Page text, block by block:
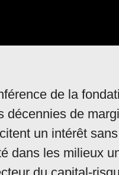
de la
décennies de
un intérêt
dans les milieux